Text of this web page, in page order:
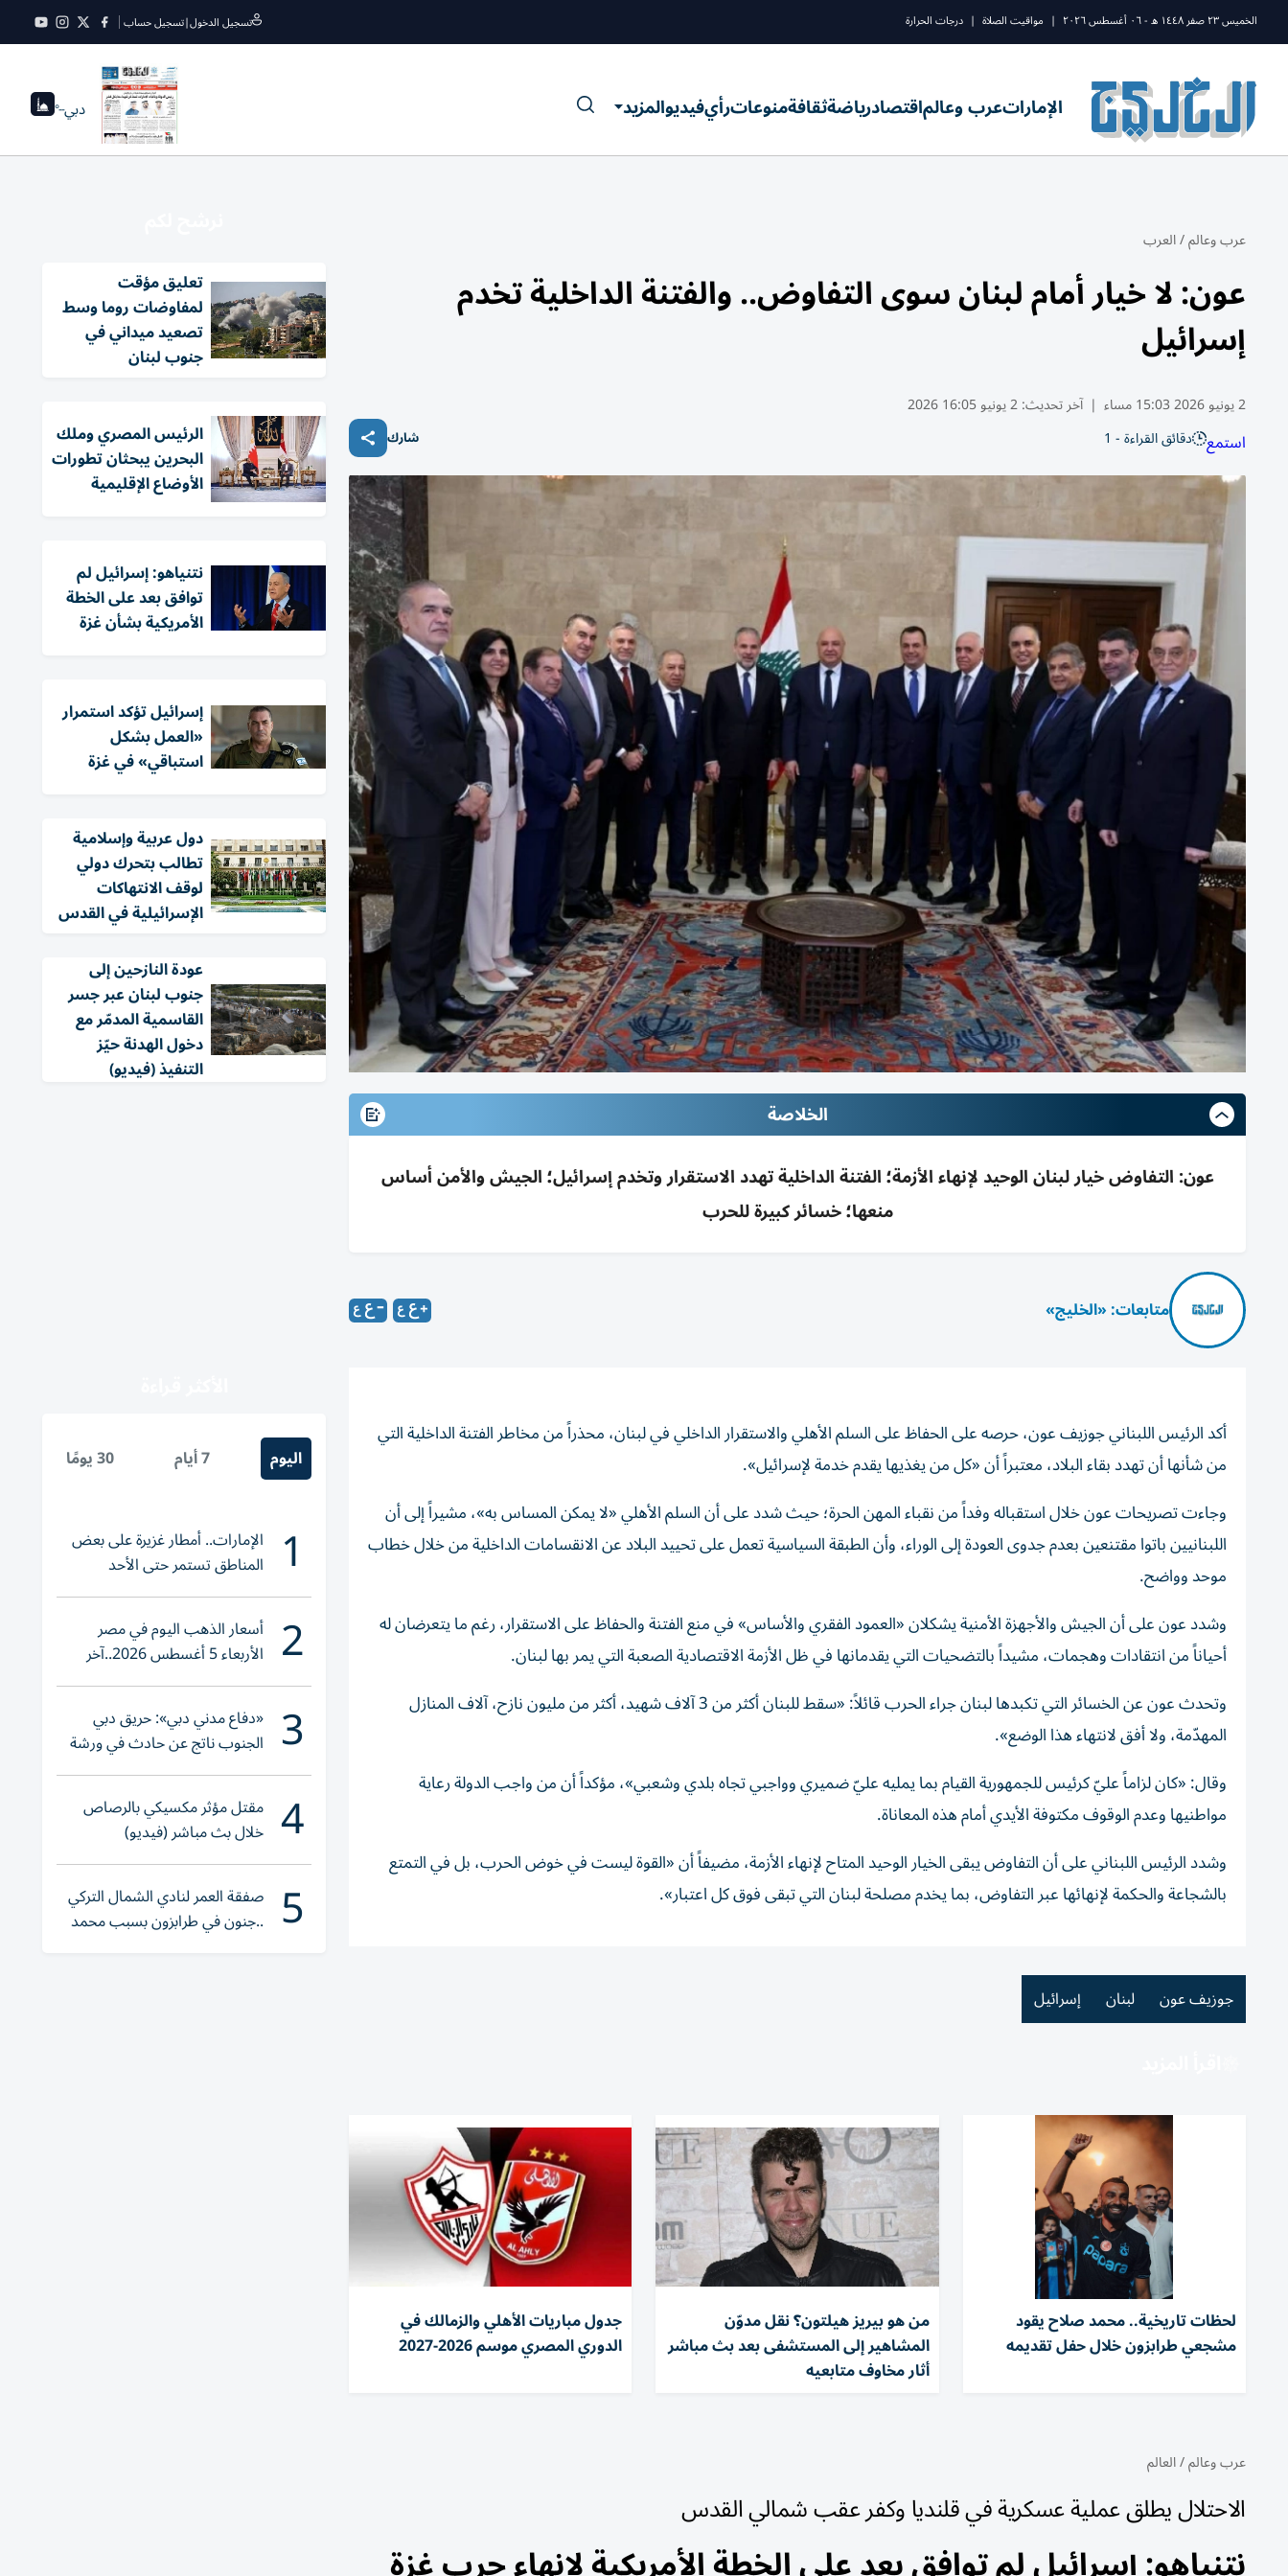
الخميس ٢٣ صفر ١٤٤٨ ه - ٠٦ أغسطس ٢٠٢٦ | مواقيت الصلاة | درجات الحرارة تسجيل الدخول|تسجيل حساب
الإماراتعرب وعالماقتصادرياضةثقافةمنوعاترأيفيديوالمزيد دبي--°
عرب وعالم/العرب
عون: لا خيار أمام لبنان سوى التفاوض.. والفتنة الداخلية تخدم
إسرائيل
2 يونيو 2026 15:03 مساء | آخر تحديث:2 يونيو 16:05 2026
استمع دقائق القراءة - 1 شارك
الخلاصة
عون: التفاوض خيار لبنان الوحيد لإنهاء الأزمة؛ الفتنة الداخلية تهدد الاستقرار وتخدم إسرائيل؛ الجيش والأمن أساس
منعها؛ خسائر كبيرة للحرب
متابعات: «الخليج»
أكد الرئيس اللبناني جوزيف عون، حرصه على الحفاظ على السلم الأهلي والاستقرار الداخلي في لبنان، محذراً من مخاطر الفتنة الداخلية التي
من شأنها أن تهدد بقاء البلاد، معتبراً أن «كل من يغذيها يقدم خدمة لإسرائيل».
وجاءت تصريحات عون خلال استقباله وفداً من نقباء المهن الحرة؛ حيث شدد على أن السلم الأهلي «لا يمكن المساس به»، مشيراً إلى أن
اللبنانيين باتوا مقتنعين بعدم جدوى العودة إلى الوراء، وأن الطبقة السياسية تعمل على تحييد البلاد عن الانقسامات الداخلية من خلال خطاب
موحد وواضح.
وشدد عون على أن الجيش والأجهزة الأمنية يشكلان «العمود الفقري والأساس» في منع الفتنة والحفاظ على الاستقرار، رغم ما يتعرضان له
أحياناً من انتقادات وهجمات، مشيداً بالتضحيات التي يقدمانها في ظل الأزمة الاقتصادية الصعبة التي يمر بها لبنان.
وتحدث عون عن الخسائر التي تكبدها لبنان جراء الحرب قائلاً: «
سقط للبنان أكثر من 3 آلاف شهيد، أكثر من مليون نازح، آلاف المنازل
المهدّمة، ولا أفق لانتهاء هذا الوضع».
وقال: «كان لزاماً عليّ كرئيس للجمهورية القيام بما يمليه عليّ ضميري وواجبي تجاه بلدي وشعبي»، مؤكداً أن من واجب الدولة رعاية
مواطنيها وعدم الوقوف مكتوفة الأيدي أمام هذه المعاناة.
وشدد الرئيس اللبناني على أن التفاوض يبقى الخيار الوحيد المتاح لإنهاء الأزمة، مضيفاً أن «القوة ليست في خوض الحرب، بل في التمتع
بالشجاعة والحكمة لإنهائها عبر التفاوض، بما يخدم مصلحة لبنان التي تبقى فوق كل اعتبار».
جوزيف عون لبنان إسرائيل
لحظات تاريخية.. محمد صلاح يقود
مشجعي طرابزون خلال حفل تقديمه
من هو بيريز هيلتون؟ نقل مدوّن
المشاهير إلى المستشفى بعد بث مباشر
أثار مخاوف متابعيه
جدول مباريات الأهلي والزمالك في
الدوري المصري موسم 2026-2027
عرب وعالم/العالم
الاحتلال يطلق عملية عسكرية في قلنديا وكفر عقب شمالي القدس
تعليق مؤقت
لمفاوضات روما وسط
تصعيد ميداني في
جنوب لبنان
الرئيس المصري وملك
البحرين يبحثان تطورات
الأوضاع الإقليمية
نتنياهو: إسرائيل لم
توافق بعد على الخطة
الأمريكية بشأن غزة
إسرائيل تؤكد استمرار
«العمل بشكل
استباقي» في غزة
دول عربية وإسلامية
تطالب بتحرك دولي
لوقف الانتهاكات
الإسرائيلية في القدس
عودة النازحين إلى
جنوب لبنان عبر جسر
القاسمية المدمّر مع
دخول الهدنة حيّز
التنفيذ (فيديو)
اليوم 7 أيام 30 يومًا
1 الإمارات.. أمطار غزيرة على بعض
المناطق تستمر حتى الأحد
2 أسعار الذهب اليوم في مصر
الأربعاء 5 أغسطس 2026..آخر
تحديث لعيار 21
3 «دفاع مدني دبي»: حريق دبي
الجنوب ناتج عن حادث في ورشة
ولا إصابات
4 مقتل مؤثر مكسيكي بالرصاص
خلال بث مباشر (فيديو)
5 صفقة العمر لنادي الشمال التركي
..جنون في طرابزون بسبب محمد